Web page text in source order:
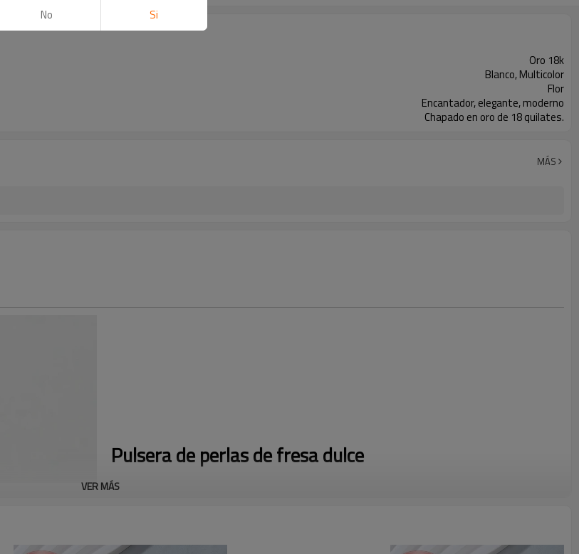
Oro 18k
Blanco, Multicolor
Flor
Encantador, elegante, moderno
Chapado en oro de 18 quilates.
MÁS
Pulsera de perlas de fresa dulce
¿Buscas una pieza única que combine elegancia con un toque divertido? ¡Nuestra colección de pulseras
destacar. Disfruta de una experiencia de compra fluida, envíos rápidos y un excelente servicio al cliente. ¿Listo
VER MÁS
No Si